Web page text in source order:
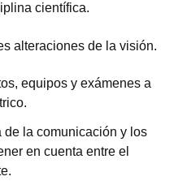
científica.
alteraciones de la visión.
equipos y exámenes a
la comunicación y los
en cuenta entre el